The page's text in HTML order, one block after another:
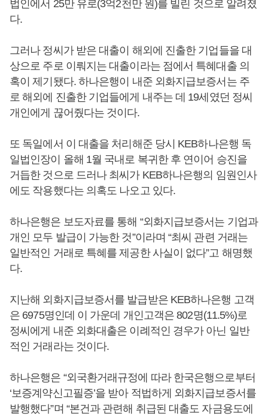
법인에서 25만 유로(3억2천만 원)를 빌린 것으로 알려졌
다.
그러나 정씨가 받은 대출이 해외에 진출한 기업들을 대
상으로 주로 이뤄지는 대출이라는 점에서 특혜대출 의
혹이 제기됐다. 하나은행이 내준 외화지급보증서는 주
로 해외에 진출한 기업들에게 내주는 데 19세였던 정씨
개인에게 끊어줬다는 것이다.
또 독일에서 이 대출을 처리해준 당시 KEB하나은행 독
일법인장이 올해 1월 국내로 복귀한 후 연이어 승진을
거듭한 것으로 드러나 최씨가 KEB하나은행의 임원인사
에도 작용했다는 의혹도 나오고 있다.
하나은행은 보도자료를 통해 “외화지급보증서는 기업과
개인 모두 발급이 가능한 것”이라며 “최씨 관련 거래는
일반적인 거래로 특혜를 제공한 사실이 없다”고 해명했
다.
지난해 외화지급보증서를 발급받은 KEB하나은행 고객
은 6975명인데 이 가운데 개인고객은 802명(11.5%)로
정씨에게 내준 외화대출은 이례적인 경우가 아닌 일반
적인 거래라는 것이다.
하나은행은 “외국환거래규정에 따라 한국은행으로부터
‘보증계약신고필증’을 받아 적법하게 외화지급보증서를
발행했다”며 “본건과 관련해 취급된 대출도 자금용도에